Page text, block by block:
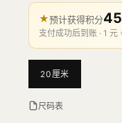
★预计获得积分
支付成功后到账 · 1 元
20厘米
尺码表